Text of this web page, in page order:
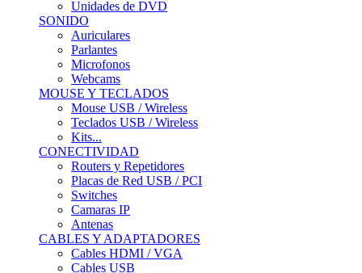
Unidades de DVD
SONIDO
Auriculares
Parlantes
Microfonos
Webcams
MOUSE Y TECLADOS
Mouse USB / Wireless
Teclados USB / Wireless
Kits...
CONECTIVIDAD
Routers y Repetidores
Placas de Red USB / PCI
Switches
Camaras IP
Antenas
CABLES Y ADAPTADORES
Cables HDMI / VGA
Cables USB